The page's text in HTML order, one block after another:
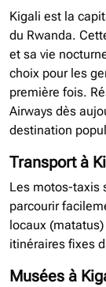
Kigali est la
du Rwanda.
et sa vie
choix pour les
première fois.
Airways dès
destination
Transport à
Les motos-taxis
parcourir
locaux
itinéraires fixes
Musées à